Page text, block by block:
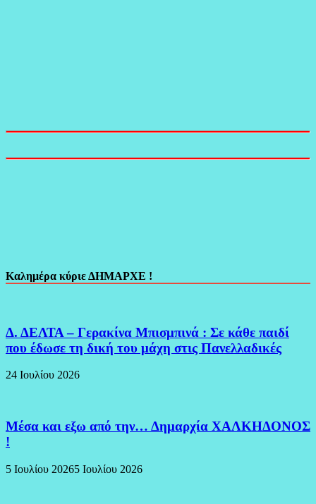
Καλημέρα κύριε ΔΗΜΑΡΧΕ !
Δ. ΔΕΛΤΑ – Γερακίνα Μπισμπινά : Σε κάθε παιδί
που έδωσε τη δική του μάχη στις Πανελλαδικές
24 Ιουλίου 2026
Μέσα και εξω από την… Δημαρχία ΧΑΛΚΗΔΟΝΟΣ
!
5 Ιουλίου 20265 Ιουλίου 2026